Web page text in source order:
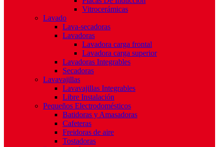
Vitrocerámicas
Lavado
Lava-secadoras
Lavadoras
Lavadora carga frontal
Lavadora carga superior
Lavadoras Integrables
Secadoras
Lavavajillas
Lavavajillas Integrables
Libre Instalación
Pequeños Electrodomésticos
Batidoras y Amasadoras
Cafeteras
Freidoras de aire
Tostadoras